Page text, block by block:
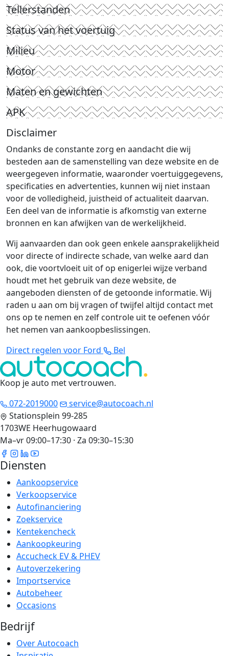
Tellerstanden
Status van het voertuig
Milieu
Motor
Maten en gewichten
APK
Disclaimer
Ondanks de constante zorg en aandacht die wij
besteden aan de samenstelling van deze website en de
weergegeven informatie, waaronder voertuiggegevens,
specificaties en advertenties, kunnen wij niet instaan
voor de volledigheid, juistheid of actualiteit daarvan.
Een deel van de informatie is afkomstig van externe
bronnen en kan afwijken van de werkelijkheid.
Wij aanvaarden dan ook geen enkele aansprakelijkheid
voor directe of indirecte schade, van welke aard dan
ook, die voortvloeit uit of op enigerlei wijze verband
houdt met het gebruik van deze website, de
aangeboden diensten of de getoonde informatie. Wij
raden u aan om bij vragen of twijfel altijd contact met
ons op te nemen en zelf controle uit te oefenen vóór
het nemen van aankoopbeslissingen.
Direct regelen voor Ford
Bel
Koop je auto met vertrouwen.
072-2019000
service@autocoach.nl
Stationsplein 99-285
1703WE Heerhugowaard
Ma–vr 09:00–17:30 · Za 09:30–15:30
Diensten
Aankoopservice
Verkoopservice
Autofinanciering
Zoekservice
Kentekencheck
Aankoopkeuring
Accucheck EV & PHEV
Autoverzekering
Importservice
Autobeheer
Occasions
Bedrijf
Over Autocoach